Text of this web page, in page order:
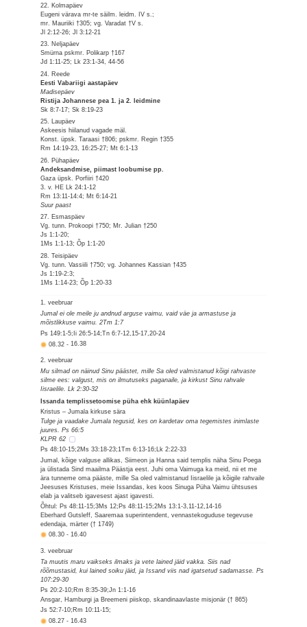
22. Kolmapäev
Eugeni värava mr-te säilm. leidm. IV s.;
mr. Mauriiki †305; vg. Varadat †V s.
Jl 2:12-26; Jl 3:12-21
23. Neljapäev
Smürna pskmr. Polikarp †167
Jd 1:11-25; Lk 23:1-34, 44-56
24. Reede
Eesti Vabariigi aastapäev
Madisepäev
Ristija Johannese pea 1. ja 2. leidmine
Sk 8:7-17; Sk 8:19-23
25. Laupäev
Askeesis hiilanud vagade mäl.
Konst. üpsk. Taraasi †806; pskmr. Regin †355
Rm 14:19-23, 16:25-27; Mt 6:1-13
26. Pühapäev
Andeksandmise, piimast loobumise pp.
Gaza üpsk. Porfiiri †420
3. v. HE Lk 24:1-12
Rm 13:11-14:4; Mt 6:14-21
Suur paast
27. Esmaspäev
Vg. tunn. Prokoopi †750; Mr. Julian †250
Js 1:1-20;
1Ms 1:1-13; Õp 1:1-20
28. Teisipäev
Vg. tunn. Vassiili †750; vg. Johannes Kassian †435
Js 1:19-2:3;
1Ms 1:14-23; Õp 1:20-33
1. veebruar
Jumal ei ole meile ju andnud arguse vaimu, vaid väe ja armastuse ja
mõistlikkuse vaimu. 2Tm 1:7
Ps 149:1-5;Ii 26:5-14;Tn 6:7-12,15-17,20-24
08.32-16.38
2. veebruar
Mu silmad on näinud Sinu päästet, mille Sa oled valmistanud kõigi rahvaste
silme ees: valgust, mis on ilmutuseks paganaile, ja kirkust Sinu rahvale
Iisraelile. Lk 2:30-32
Issanda templissetoomise püha ehk küünlapäev
Kristus – Jumala kirkuse sära
Tulge ja vaadake Jumala tegusid, kes on kardetav oma tegemistes inimlaste
juures. Ps 66:5
KLPR 62
Ps 48:10-15;2Ms 33:18-23;1Tm 6:13-16;Lk 2:22-33
Jumal, kõige valguse allikas, Siimeon ja Hanna said templis näha Sinu Poega
ja ülistada Sind maailma Päästja eest. Juhi oma Vaimuga ka meid, nii et me
ära tunneme oma pääste, mille Sa oled valmistanud Iisraelile ja kõigile rahvaile
Jeesuses Kristuses, meie Issandas, kes koos Sinuga Püha Vaimu ühtsuses
elab ja valitseb igavesest ajast igavesti.
Õhtul: Ps 48:11-15;3Ms 12;Ps 48:11-15;2Ms 13:1-3,11-12,14-16
Eberhard Gutsleff, Saaremaa superintendent, vennastekoguduse tegevuse
edendaja, märter († 1749)
08.30-16.40
3. veebruar
Ta muutis maru vaikseks ilmaks ja vete lained jäid vakka. Siis nad
rõõmustasid, kui lained soiku jäid, ja Issand viis nad igatsetud sadamasse. Ps
107:29-30
Ps 20:2-10;Rm 8:35-39;Jn 1:1-16
Ansgar, Hamburgi ja Breemeni piiskop, skandinaavlaste misjonär († 865)
Js 52:7-10;Rm 10:11-15;
08.27- 16.43